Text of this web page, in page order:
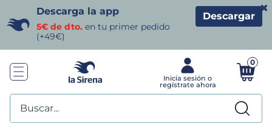
Descarga la app
5€ de dto. en tu primer pedido
(+49€)
Descargar
×
0
Buscar...